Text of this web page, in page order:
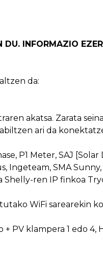
INFORMAZIO
da:
akatsa. Zarata
ari da
P1 Meter, SAJ [Solar
Ingeteam, SMA
ren IP finkoa
WiFi sarearekin
PV klampera 1 edo 4,